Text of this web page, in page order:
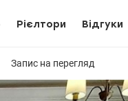
Рієлтори Відгуки
Запис на перегляд